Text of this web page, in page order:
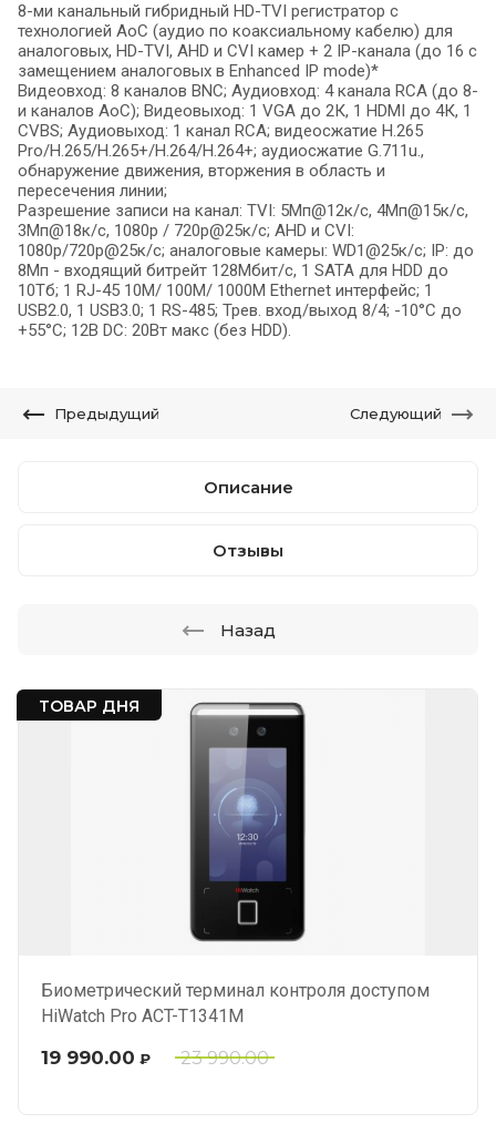
ТОВАР ДНЯ
Биометрический терминал контроля доступом
HiWatch Pro ACT-T1341M
23 990.00
19 990.00 ₽
8-ми канальный гибридный HD-TVI регистратор c
технологией AoC (аудио по коаксиальному кабелю) для
аналоговых, HD-TVI, AHD и CVI камер + 2 IP-канала (до 16 с
замещением аналоговых в Enhanced IP mode)*
Видеовход: 8 каналов BNC; Аудиовход: 4 канала RCA (до 8-
и каналов AoC); Видеовыход: 1 VGA до 2К, 1 HDMI до 4К, 1
CVBS; Аудиовыход: 1 канал RCA; видеосжатие H.265
Pro/H.265/H.265+/H.264/H.264+; аудиосжатие G.711u.,
обнаружение движения, вторжения в область и
пересечения линии;
Разрешение записи на канал: TVI: 5Мп@12к/с, 4Мп@15к/с,
3Мп@18к/с, 1080p / 720p@25к/с; AHD и CVI:
1080p/720p@25к/с; аналоговые камеры: WD1@25к/с; IP: до
8Мп - входящий битрейт 128Мбит/с, 1 SATA для HDD до
10Тб; 1 RJ-45 10M/ 100M/ 1000M Ethernet интерфейс; 1
USB2.0, 1 USB3.0; 1 RS-485; Трев. вход/выход 8/4; -10°C до
+55°C; 12В DC: 20Вт макс (без HDD).
Предыдущий Следующий
Описание
Отзывы
Назад